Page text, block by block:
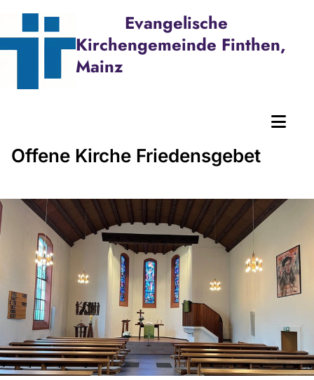
Evangelische
Kirchengemeinde Finthen,
Mainz
Offene Kirche Friedensgebet